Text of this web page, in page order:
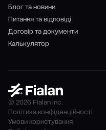
Блог та новини
Питання та відповіді
Договір та документи
Калькулятор
© 2026 Fialan Inc.
Політика конфіденційності
Умови користування